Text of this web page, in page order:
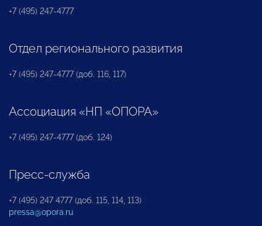
+7 (495) 247-4777
Отдел регионального развития
+7 (495) 247-4777 (доб. 116, 117)
Ассоциация «НП «ОПОРА»
+7 (495) 247-4777 (доб. 124)
Пресс-служба
+7 (495) 247 4777 (доб. 115, 114, 113)
pressa@opora.ru